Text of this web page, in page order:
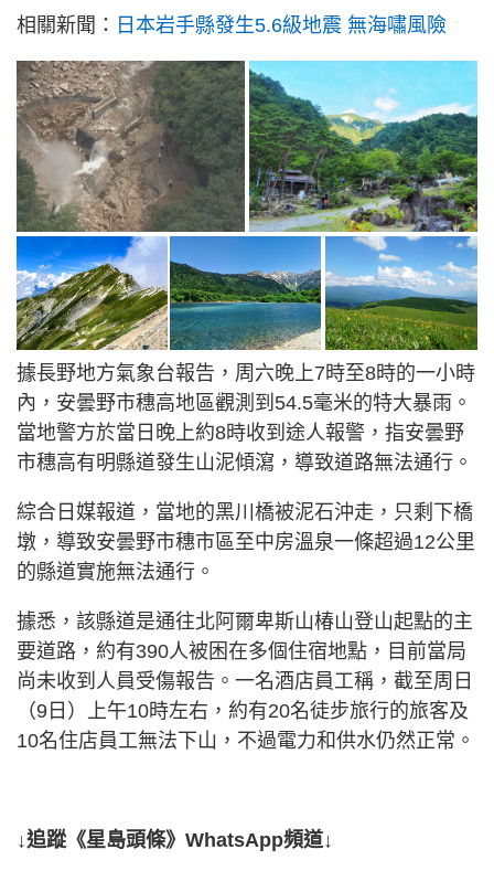
相關新聞： 日本岩手縣發生5.6級地震 無海嘯風險
據長野地方氣象台報告，周六晚上7時至8時的一小時
內，安曇野市穗高地區觀測到54.5毫米的特大暴雨。
當地警方於當日晚上約8時收到途人報警，指安曇野
市穗高有明縣道發生山泥傾瀉，導致道路無法通行。
綜合日媒報道，當地的黑川橋被泥石沖走，只剩下橋
墩，導致安曇野市穗市區至中房溫泉一條超過12公里
的縣道實施無法通行。
據悉，該縣道是通往北阿爾卑斯山椿山登山起點的主
要道路，約有390人被困在多個住宿地點，目前當局
尚未收到人員受傷報告。一名酒店員工稱，截至周日
（9日）上午10時左右，約有20名徒步旅行的旅客及
10名住店員工無法下山，不過電力和供水仍然正常。
↓追蹤《星島頭條》WhatsApp頻道↓